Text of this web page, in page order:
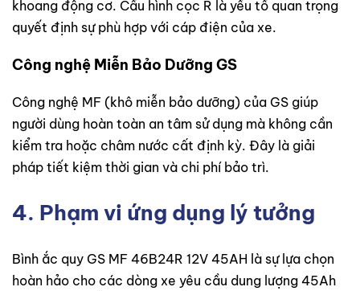
khoang động cơ. Cấu hình cọc R là yếu tố quan trọng
quyết định sự phù hợp với cáp điện của xe.
Công nghệ Miễn Bảo Dưỡng GS
Công nghệ MF (khô miễn bảo dưỡng) của GS giúp
người dùng hoàn toàn an tâm sử dụng mà không cần
kiểm tra hoặc châm nước cất định kỳ. Đây là giải
pháp tiết kiệm thời gian và chi phí bảo trì.
4. Phạm vi ứng dụng lý tưởng
Bình ắc quy GS MF 46B24R 12V 45AH là sự lựa chọn
hoàn hảo cho các dòng xe yêu cầu dung lượng 45Ah